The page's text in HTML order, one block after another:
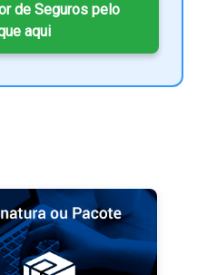
de Seguros pelo
aqui